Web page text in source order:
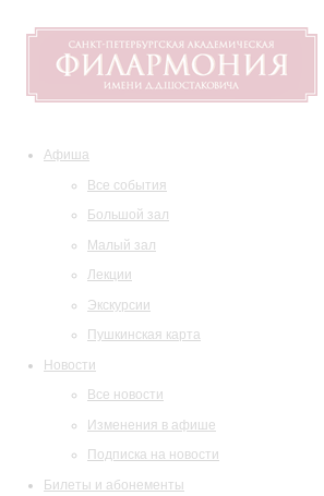
Афиша
Все события
Большой зал
Малый зал
Лекции
Экскурсии
Пушкинская карта
Новости
Все новости
Изменения в афише
Подписка на новости
Билеты и абонементы